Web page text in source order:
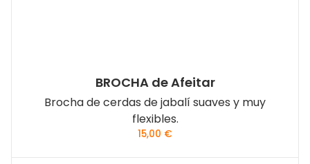
BROCHA de Afeitar
Brocha de cerdas de jabalí suaves y muy
flexibles.
15,00 €